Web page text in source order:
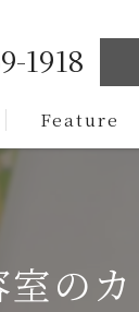
1918
Feature
脱毛の